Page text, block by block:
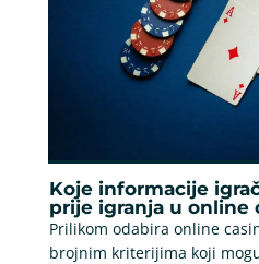
Koje informacije
prije igranja u online
Prilikom odabira online
brojnim kriterijima koji